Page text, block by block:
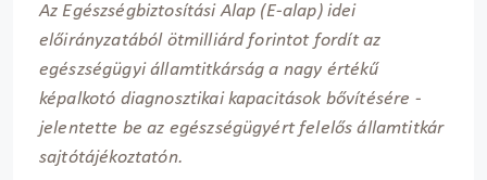
Az Egészségbiztosítási Alap (E-alap) idei
előirányzatából ötmilliárd forintot fordít az
egészségügyi államtitkárság a nagy értékű
képalkotó diagnosztikai kapacitások bővítésére -
jelentette be az egészségügyért felelős államtitkár
sajtótájékoztatón.